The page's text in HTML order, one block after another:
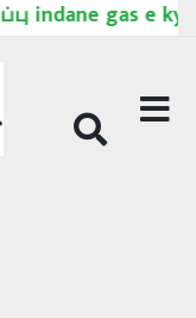
e kyc online